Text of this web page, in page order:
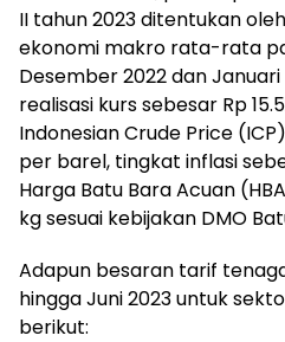
II tahun 2023 ditentukan
ekonomi makro rata-rata
Desember 2022 dan
realisasi kurs sebesar Rp
Indonesian Crude Price
per barel, tingkat inflasi
Harga Batu Bara Acuan
kg sesuai kebijakan DMO
Adapun besaran tarif
hingga Juni 2023 untuk
berikut: